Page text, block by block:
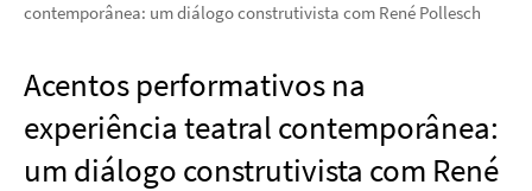
contemporânea: um diálogo construtivista com René Pollesch
Acentos performativos na
experiência teatral contemporânea:
um diálogo construtivista com René